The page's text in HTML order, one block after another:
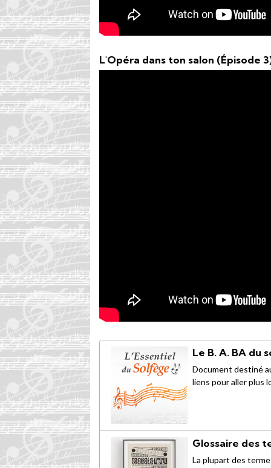
L'Opéra dans ton salon (Épisode
Le B. A. BA du
Document destiné
liens pour aller plus
Glossaire des
La plupart des